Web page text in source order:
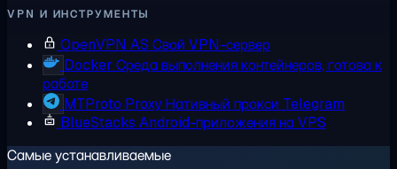
VPN И ИНСТРУМЕНТЫ
OpenVPN AS Свой VPN-сервер
Docker Среда выполнения контейнеров, готова к
работе
MTProto ProxyНативный прокси Telegram
BlueStacks Android-приложения на VPS
Самые устанавливаемые